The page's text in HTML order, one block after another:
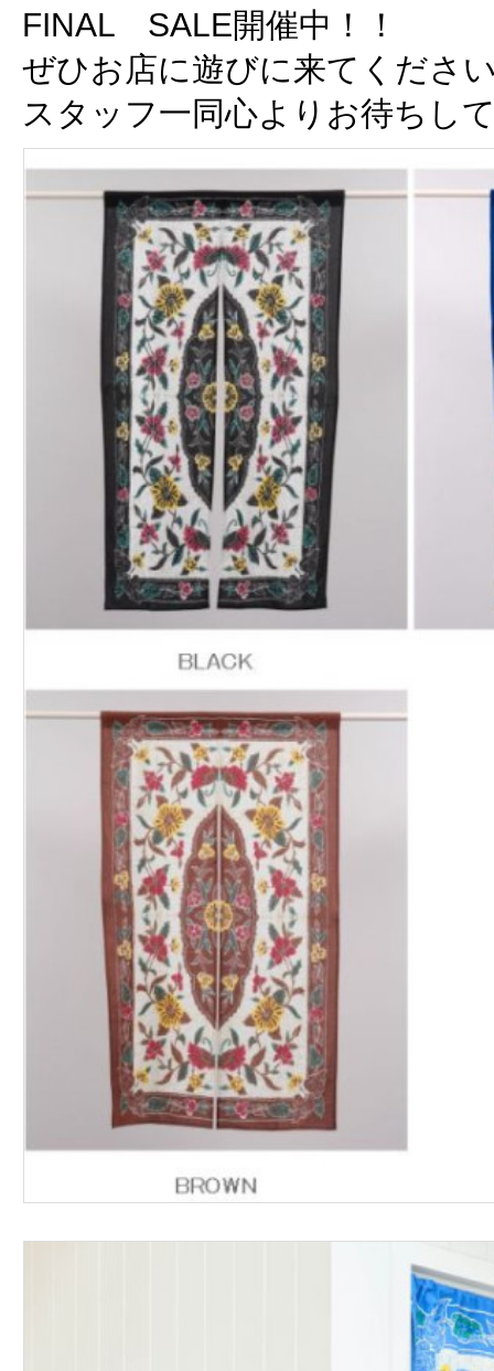
FINAL SALE開催中！！
ぜひお店に遊びに来てくださ
スタッフ一同心よりお待ちし